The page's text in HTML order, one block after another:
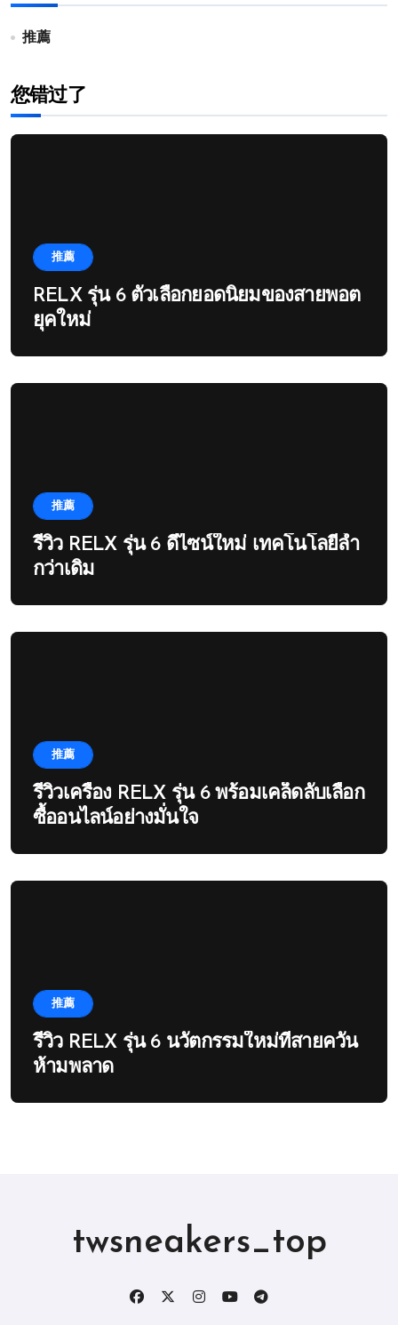
推薦
您错过了
推薦
RELX รุ่น 6 ตัวเลือกยอดนิยมของสายพอต
ยุคใหม่
推薦
รีวิว RELX รุ่น 6 ดีไซน์ใหม่ เทคโนโลยีล้ำ
กว่าเดิม
推薦
รีวิวเครื่อง RELX รุ่น 6 พร้อมเคล็ดลับเลือก
ซื้ออนไลน์อย่างมั่นใจ
推薦
รีวิว RELX รุ่น 6 นวัตกรรมใหม่ที่สายควัน
ห้ามพลาด
twsneakers_top